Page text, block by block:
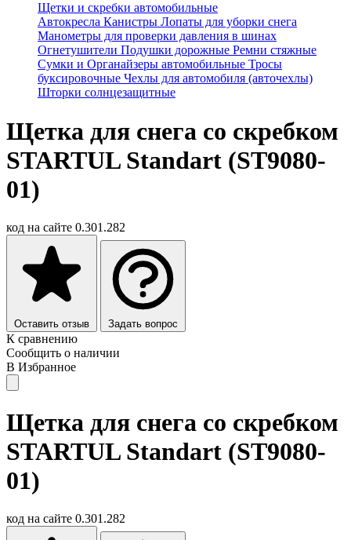
Щетки и скребки автомобильные
Автокресла Канистры Лопаты для уборки снега
Манометры для проверки давления в шинах
Огнетушители Подушки дорожные Ремни стяжные
Сумки и Органайзеры автомобильные Тросы
буксировочные Чехлы для автомобиля (авточехлы)
Шторки солнцезащитные
Щетка для снега со скребком
STARTUL Standart (ST9080-
01)
код на сайте 0.301.282
Оставить отзыв Задать вопрос
К сравнению
Сообщить о наличии
В Избранное
Щетка для снега со скребком
STARTUL Standart (ST9080-
01)
код на сайте 0.301.282